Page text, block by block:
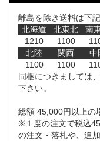
離島を除き送料は下
北海道
北東北 南
1210
1100
北陸
関西 中
1100
1100
同梱につきましては
下さい。
総額 45,000円以上の
※１度の注文で税込
の注文・落札や、追